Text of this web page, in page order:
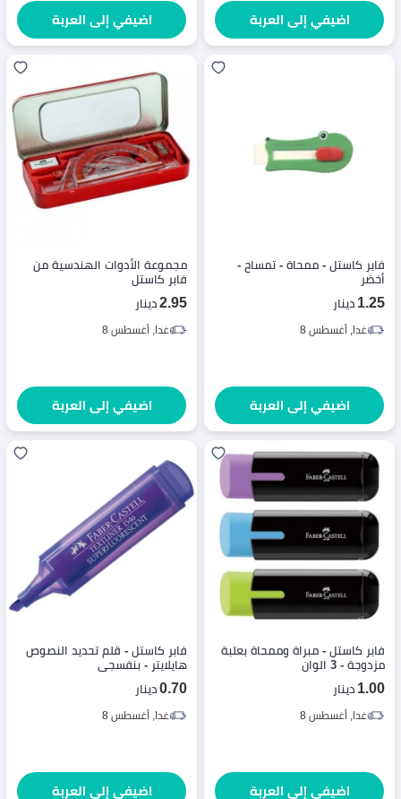
اضيفي إلى العربة اضيفي إلى العربة
فابر كاستل - ممحاة - تمساح -
أخضر
1.25 دينار
غدا, أغسطس 8
اضيفي إلى العربة
مجموعة الأدوات الهندسية من
فابر كاستل
2.95 دينار
غدا, أغسطس 8
اضيفي إلى العربة
فابر كاستل - مبراة وممحاة بعلبة
مزدوجة - 3 الوان
1.00 دينار
غدا, أغسطس 8
اضيفي إلى العربة
فابر كاستل - قلم تحديد النصوص
هايلايتر - بنفسجي
0.70 دينار
غدا, أغسطس 8
اضيفي إلى العربة